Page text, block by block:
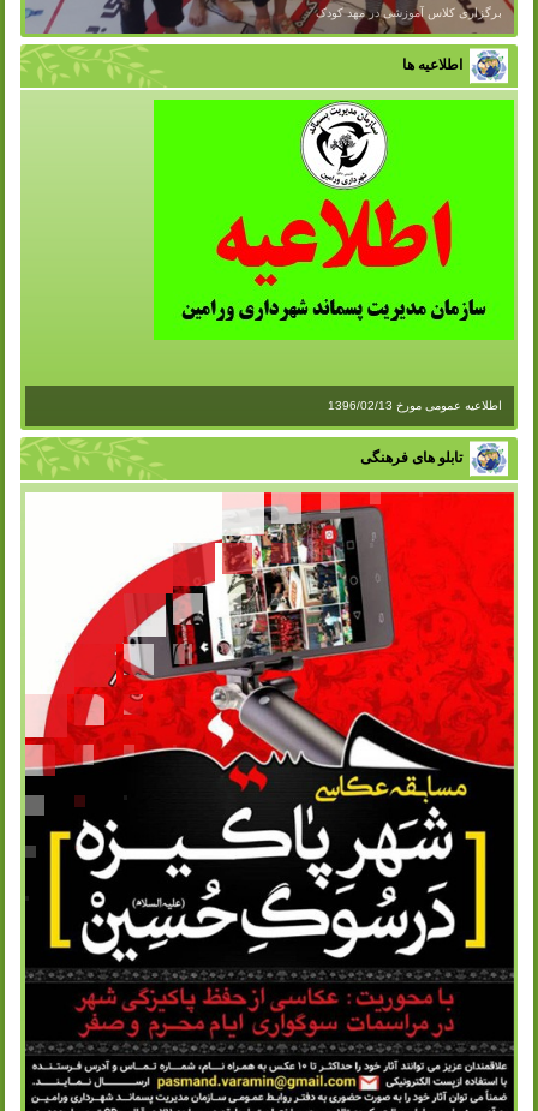
برگزاری کلاس آموزشی در مهد کودک
اطلاعیه ها
اطلاعیه عمومی مورخ 1396/02/13
تابلو های فرهنگی